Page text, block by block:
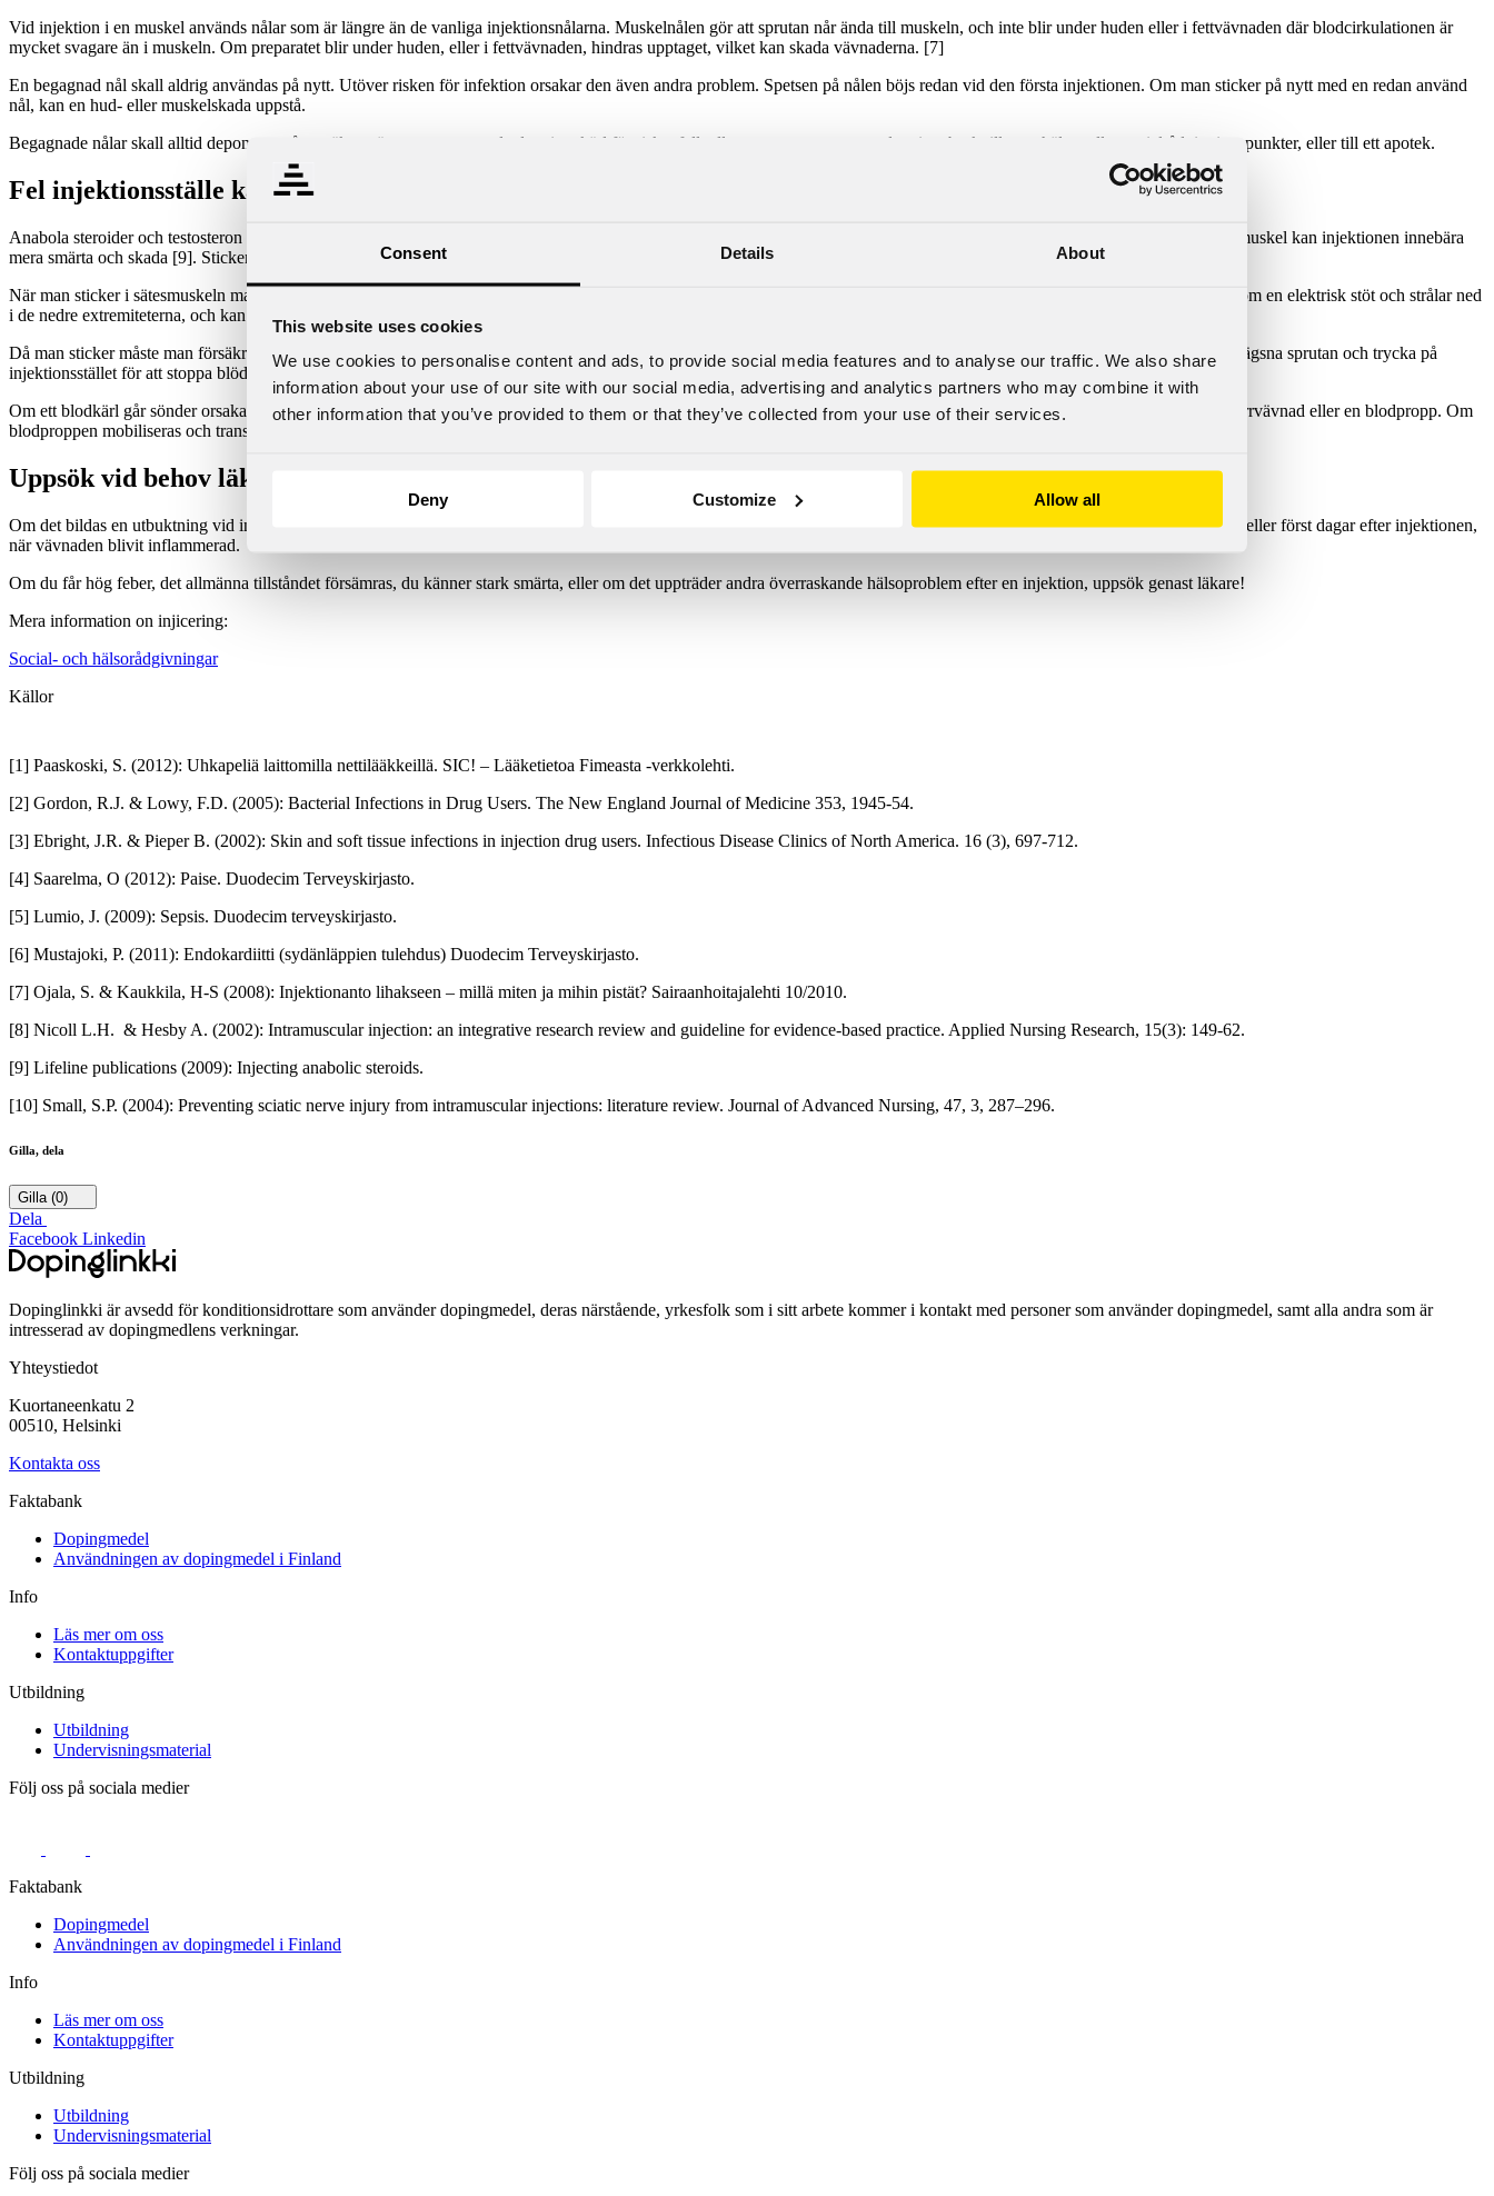
Consent Details About
This website uses cookies
We use cookies to personalise content and ads, to provide social media features and to analyse our traffic. We also share
information about your use of our site with our social media, advertising and analytics partners who may combine it with
other information that you’ve provided to them or that they’ve collected from your use of their services.
Deny Customize Allow all
Vid injektion i en muskel används nålar som är längre än de vanliga injektionsnålarna. Muskelnålen gör att sprutan når ända till muskeln, och inte blir under huden eller i fettvävnaden där blodcirkulationen är
mycket svagare än i muskeln. Om preparatet blir under huden, eller i fettvävnaden, hindras upptaget, vilket kan skada vävnaderna. [7]
En begagnad nål skall aldrig användas på nytt. Utöver risken för infektion orsakar den även andra problem. Spetsen på nålen böjs redan vid den första injektionen. Om man sticker på nytt med en redan använd
nål, kan en hud- eller muskelskada uppstå.
Begagnade nålar skall alltid deponeras på ett säkert sätt genom att samla dem i ett kärl för riskavfall, eller genom att returnera dem i en burk till t.ex. hälso- eller socialrådgivningspunkter, eller till ett apotek.
Fel injektionsställe kan leda till allvarliga skador
Anabola steroider och testosteron injiceras vanligen i sätesmuskeln eller i lårets eller överarmens muskler. Ju mindre muskeln är, desto mindre borde dosen vara. [8] I en mindre muskel kan injektionen innebära
mera smärta och skada [9]. Sticker man upprepat i samma punkt, kan muskeln bli hård och ta skada.
När man sticker i sätesmuskeln man bör man vara särskilt försiktig så att man inte träffar ischiasnerven. Sticker man i denna ner orsakar detta intensiv smärta, vilken ofta känns som en elektrisk stöt och strålar ned
i de nedre extremiteterna, och kan skada nerven permanent. I värsta fall kan en skada på ischiasnerven leda till att de nedre extremiteterna förlamas. [10]
Då man sticker måste man försäkra sig om att man inte träffar ett blodkärl. Om man observerar blod i sprutan i samband med att man dra sprutans kolv bakåt, bör man genast avlägsna sprutan och trycka på
injektionsstället för att stoppa blödningen.
Om ett blodkärl går sönder orsakar detta en inre blödning i muskeln. Man kan känna detta som en smärta och uppleva att muskeln blir styv. Skadas en ven, kan där även bildas ärrvävnad eller en blodpropp. Om
blodproppen mobiliseras och transporteras till hjärtat eller lungorna, kan följderna vara livshotande. Stick som träffar en artär kan vara speciellt farliga.
Uppsök vid behov läkare
Om det bildas en utbuktning vid injektionsstället bör nålen genast dras ut. Ibland blir injektionsstället ömt, en rodnad uppträder och det blir varmt eller svullnar upp några timmar eller först dagar efter injektionen,
när vävnaden blivit inflammerad.
Om du får hög feber, det allmänna tillståndet försämras, du känner stark smärta, eller om det uppträder andra överraskande hälsoproblem efter en injektion, uppsök genast läkare!
Mera information on injicering:
Social- och hälsorådgivningar
Källor
[1] Paaskoski, S. (2012): Uhkapeliä laittomilla nettilääkkeillä. SIC! – Lääketietoa Fimeasta -verkkolehti.
[2] Gordon, R.J. & Lowy, F.D. (2005): Bacterial Infections in Drug Users. The New England Journal of Medicine 353, 1945-54.
[3] Ebright, J.R. & Pieper B. (2002): Skin and soft tissue infections in injection drug users. Infectious Disease Clinics of North America. 16 (3), 697-712.
[4] Saarelma, O (2012): Paise. Duodecim Terveyskirjasto.
[5] Lumio, J. (2009): Sepsis. Duodecim terveyskirjasto.
[6] Mustajoki, P. (2011): Endokardiitti (sydänläppien tulehdus) Duodecim Terveyskirjasto.
[7] Ojala, S. & Kaukkila, H-S (2008): Injektionanto lihakseen – millä miten ja mihin pistät? Sairaanhoitajalehti 10/2010.
[8] Nicoll L.H. & Hesby A. (2002): Intramuscular injection: an integrative research review and guideline for evidence-based practice. Applied Nursing Research, 15(3): 149-62.
[9] Lifeline publications (2009): Injecting anabolic steroids.
[10] Small, S.P. (2004): Preventing sciatic nerve injury from intramuscular injections: literature review. Journal of Advanced Nursing, 47, 3, 287–296.
Gilla, dela
Gilla (0)
Dela
Facebook Linkedin
Dopinglinkki är avsedd för konditionsidrottare som använder dopingmedel, deras närstående, yrkesfolk som i sitt arbete kommer i kontakt med personer som använder dopingmedel, samt alla andra som är
intresserad av dopingmedlens verkningar.
Yhteystiedot
Kuortaneenkatu 2
00510, Helsinki
Kontakta oss
Faktabank
Dopingmedel
Användningen av dopingmedel i Finland
Info
Läs mer om oss
Kontaktuppgifter
Utbildning
Utbildning
Undervisningsmaterial
Följ oss på sociala medier
Faktabank
Dopingmedel
Användningen av dopingmedel i Finland
Info
Läs mer om oss
Kontaktuppgifter
Utbildning
Utbildning
Undervisningsmaterial
Följ oss på sociala medier